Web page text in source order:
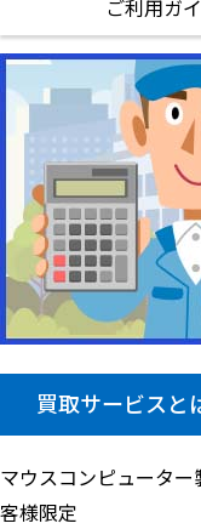
ご利用ガ
ご利用ガイド
初めての方へ
ご購入方法に
買取サービスと
マウスコンピュータ
客様限定